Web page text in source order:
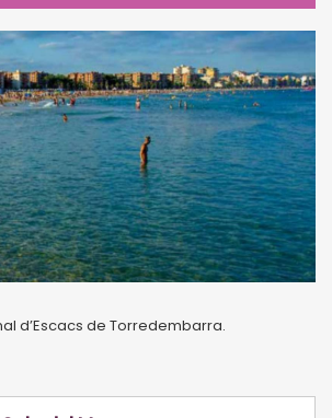
d’Escacs de Torredembarra.